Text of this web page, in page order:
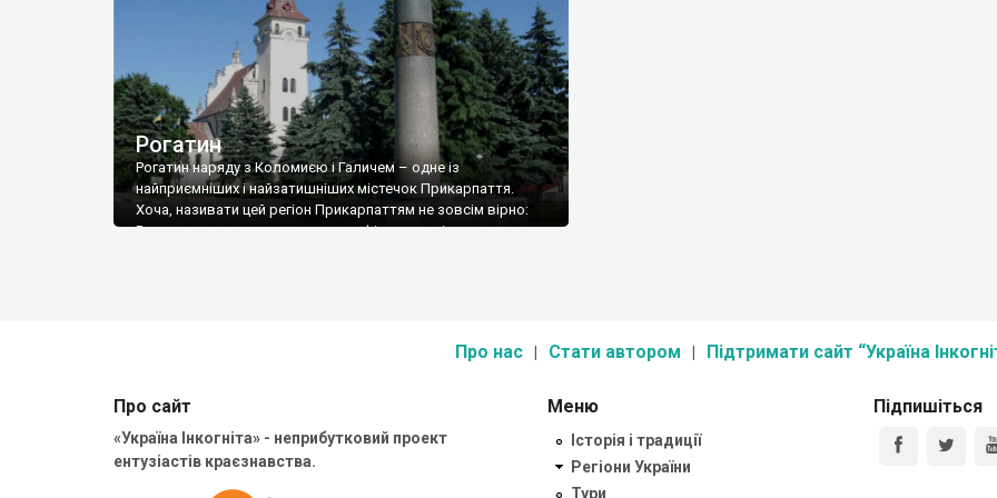
Рогатин
Рогатин наряду з Коломиєю і Галичем – одне із
найприємніших і найзатишніших містечок Прикарпаття.
Хоча, називати цей регіон Прикарпаттям не зовсім вірно:
Рогатинщина входить до етнографічного регіон з назвою
Про нас Стати автором Підтримати сайт “Україна
Про сайт
«Україна Інкогніта» - неприбутковий проект
ентузіастів краєзнавства.
Меню
Історія і традиції
Регіони України
Тури
Підпишіться